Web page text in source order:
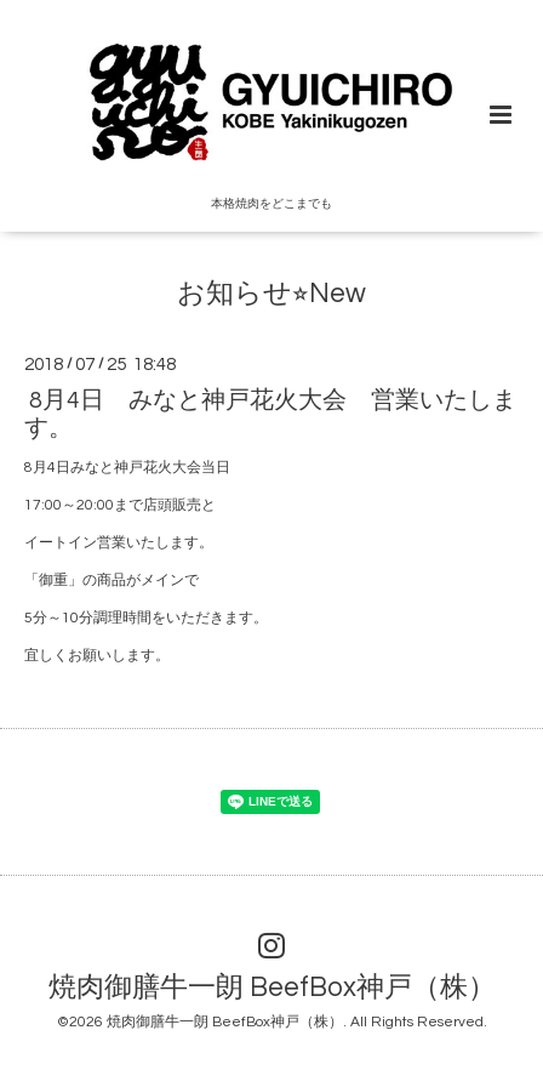
本格焼肉をどこまでも
お知らせ⭐︎New
2018 /07 / 25 18:48
8月4日 みなと神戸花火大会 営業いたしま
す。
8月4日みなと神戸花火大会当日
17:00～20:00まで店頭販売と
イートイン営業いたします。
「御重」の商品がメインで
5分～10分調理時間をいただきます。
宜しくお願いします。
焼肉御膳牛一朗 BeefBox神戸（株）
©2026 焼肉御膳牛一朗 BeefBox神戸（株） . All Rights Reserved.